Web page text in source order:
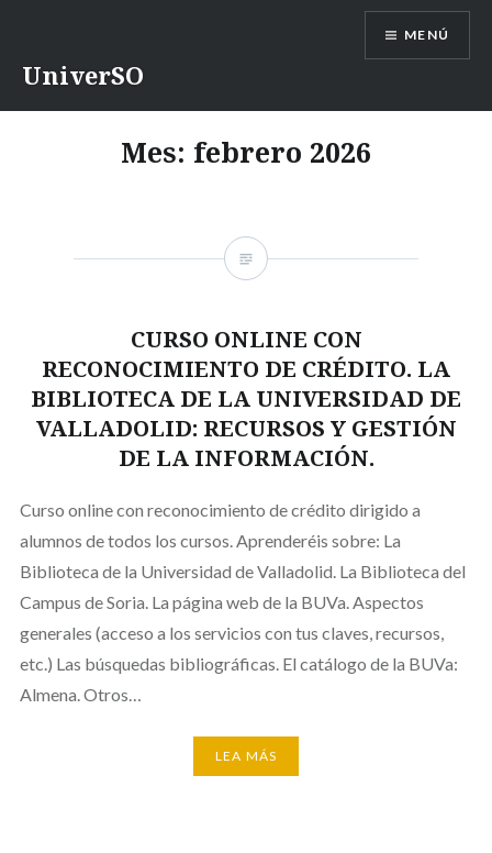
UniverSO
MENÚ
Mes: febrero 2026
CURSO ONLINE CON
RECONOCIMIENTO DE CRÉDITO. LA
BIBLIOTECA DE LA UNIVERSIDAD DE
VALLADOLID: RECURSOS Y GESTIÓN
DE LA INFORMACIÓN.
Curso online con reconocimiento de crédito dirigido a
alumnos de todos los cursos. Aprenderéis sobre: La
Biblioteca de la Universidad de Valladolid. La Biblioteca del
Campus de Soria. La página web de la BUVa. Aspectos
generales (acceso a los servicios con tus claves, recursos,
etc.) Las búsquedas bibliográficas. El catálogo de la BUVa:
Almena. Otros…
LEA MÁS